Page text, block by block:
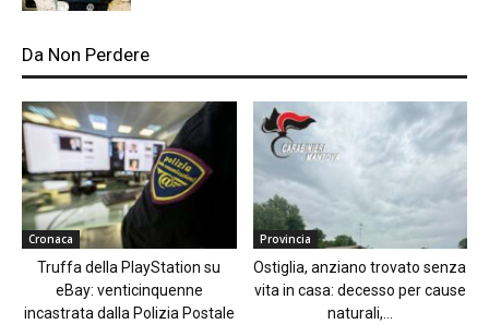
Da Non Perdere
Cronaca
Truffa della PlayStation su
eBay: venticinquenne
incastrata dalla Polizia Postale
Provincia
Ostiglia, anziano trovato senza
vita in casa: decesso per cause
naturali,...